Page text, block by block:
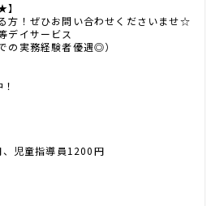
方！ぜひお問い合わせくださいませ☆
デイサービス
の実務経験者優遇◎）
児童指導員1200円